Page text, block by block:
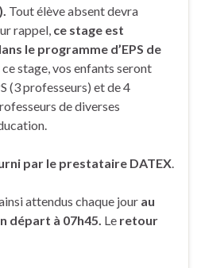
Tout élève absent devra
rappel, ce stage est
le programme d’EPS de
ce stage, vos enfants seront
(3 professeurs) et de 4
de diverses
par le prestataire DATEX
attendus chaque jour au
départ à 07h45. Le retour